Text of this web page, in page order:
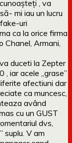
, va
mi iau un lucru
uri
ca la orice firma
Chanel, Armani,
duceti la Zepter
iar acele „grase”
afectiuni dar
ca muncesc,
având
cu un GUST
dvs,
suplu. V am